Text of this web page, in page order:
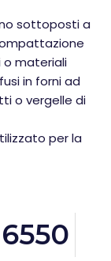
sottoposti a
o materiali
in forni ad
o vergelle di
per la